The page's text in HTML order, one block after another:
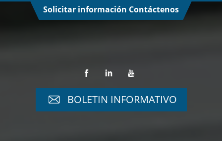
Solicitar información Contáctenos
BOLETIN INFORMATIVO